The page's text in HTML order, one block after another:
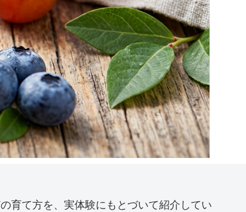
育て方を、実体験にもとづいて紹介してい